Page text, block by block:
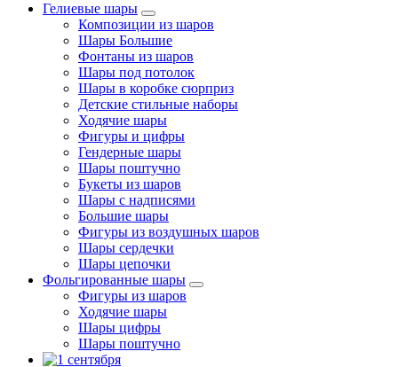
Гелиевые шары
Композиции из шаров
Шары Большие
Фонтаны из шаров
Шары под потолок
Шары в коробке сюрприз
Детские стильные наборы
Ходячие шары
Фигуры и цифры
Гендерные шары
Шары поштучно
Букеты из шаров
Шары с надписями
Большие шары
Фигуры из воздушных шаров
Шары сердечки
Шары цепочки
Фольгированные шары
Фигуры из шаров
Ходячие шары
Шары цифры
Шары поштучно